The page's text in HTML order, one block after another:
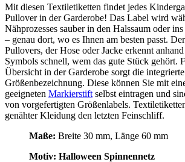
Mit diesen Textiletiketten findet jedes
Pullover in der Garderobe! Das Label wird
Nähprozesses sauber in den Halssaum oder
– genau dort, wo es Ihnen am besten passt.
Pullovers, der Hose oder Jacke erkennt
Symbols schnell, wem das gute Stück gehört.
Übersicht in der Garderobe sorgt die integrierte
Größenbezeichnung. Diese können Sie mit
geeigneten Markierstift selbst eintragen und
von vorgefertigten Größenlabels.
genähter Kleidung den letzten Feinschliff.
Maße: Breite 30 mm, Länge 60 mm
Motiv: Halloween Spinnennetz